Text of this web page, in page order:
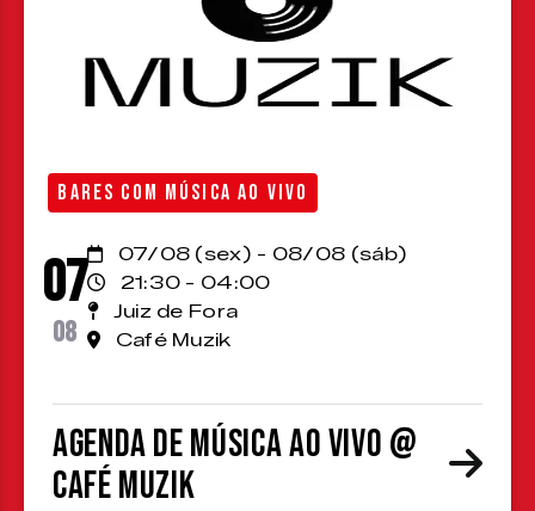
BARES COM MÚSICA AO VIVO
07
08
07/08 (sex) - 08/08 (sáb)
21:30 - 04:00
Juiz de Fora
Café Muzik
Agenda de Música ao Vivo @
Café Muzik